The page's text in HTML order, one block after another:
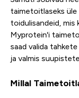
taimetoitlaseks üle
toidulisandeid, mis
Myprotein'i
saad valida
ja valmis
Millal